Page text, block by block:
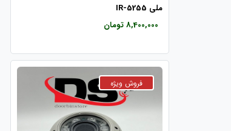
ملی IR-5255
8,400,000 تومان